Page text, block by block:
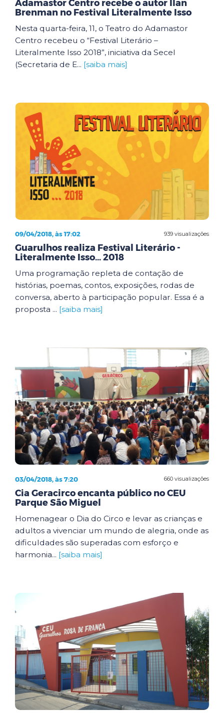
Adamastor Centro recebe o autor Ilan
Brenman no Festival Literalmente Isso
Nesta quarta-feira, 11, o Teatro do Adamastor
Centro recebeu o “Festival Literário –
Literalmente Isso 2018”, iniciativa da Secel
(Secretaria de E... [saiba mais]
939 visualizações
09/04/2018, às 17:02
Guarulhos realiza Festival Literário -
Literalmente Isso... 2018
Uma programação repleta de contação de
histórias, poemas, contos, exposições, rodas de
conversa, aberto à participação popular. Essa é a
proposta ... [saiba mais]
660 visualizações
03/04/2018, às 7:20
Cia Geracirco encanta público no CEU
Parque São Miguel
Homenagear o Dia do Circo e levar as crianças e
adultos a vivenciar um mundo de alegria, onde as
dificuldades são superadas com esforço e
harmonia... [saiba mais]